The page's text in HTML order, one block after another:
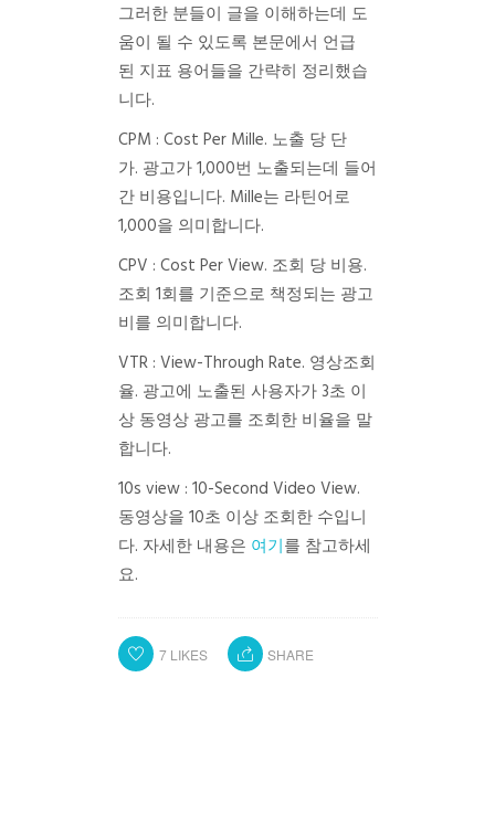
그러한 분들이 글을 이해하는데 도
움이 될 수 있도록 본문에서 언급
된 지표 용어들을 간략히 정리했습
니다.
CPM : Cost Per Mille. 노출 당 단
가. 광고가 1,000번 노출되는데 들어
간 비용입니다. Mille는 라틴어로
1,000을 의미합니다.
CPV : Cost Per View. 조회 당 비용.
조회 1회를 기준으로 책정되는 광고
비를 의미합니다.
VTR : View-Through Rate. 영상조회
율. 광고에 노출된 사용자가 3초 이
상 동영상 광고를 조회한 비율을 말
합니다.
10s view : 10-Second Video View.
동영상을 10초 이상 조회한 수입니
다. 자세한 내용은 여기를 참고하세
요.
7LIKES SHARE